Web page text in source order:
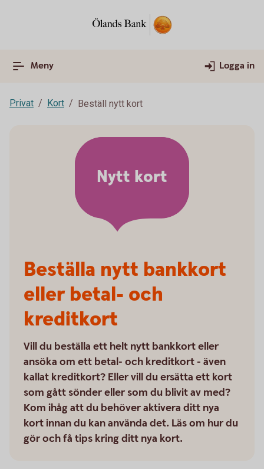
Meny Logga in
Privat Kort Beställ nytt kort
Beställa nytt bankkort
eller betal- och
kreditkort
Vill du beställa ett helt nytt bankkort eller
ansöka om ett betal- och kreditkort - även
kallat kreditkort? Eller vill du ersätta ett kort
som gått sönder eller som du blivit av med?
Kom ihåg att du behöver aktivera ditt nya
kort innan du kan använda det. Läs om hur du
gör och få tips kring ditt nya kort.
Nytt kort